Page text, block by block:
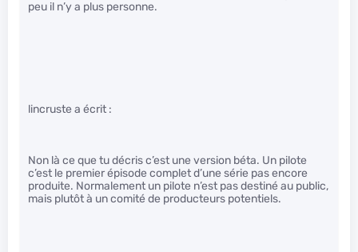
peu il n’y a plus personne.
lincruste a écrit :
Non là ce que tu décris c’est une version béta. Un pilote
c’est le premier épisode complet d’une série pas encore
produite. Normalement un pilote n’est pas destiné au public,
mais plutôt à un comité de producteurs potentiels.